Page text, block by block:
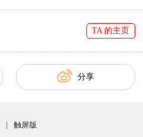
TA 的主页
分享
| 触屏版